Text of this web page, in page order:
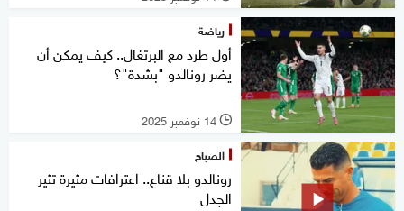
رياضة
أول طرد مع البرتغال.. كيف يمكن أن
يضر رونالدو "بشدة"؟
l 14 نوفمبر 2025
الصباح
رونالدو بلا قناع.. اعترافات مثيرة تثير
الجدل